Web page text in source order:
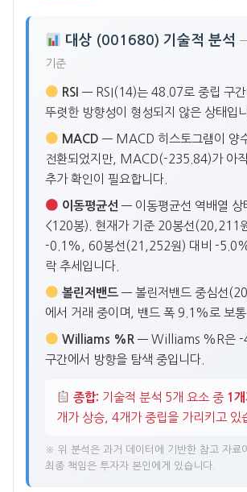
대상 (001680) 기술적 분석
기준
RSI — RSI(14)는 48.07로 중립 구간
뚜렷한 방향성이 형성되지 않은 상태입
MACD — MACD 히스토그램이 양
전환되었지만, MACD(-235.84)가 아
추가 확인이 필요합니다.
이동평균선 — 이동평균선 역배열
<120봉). 현재가 기준 20봉선(20,211
-0.1%, 60봉선(21,252원) 대비 -
락 추세입니다.
볼린저밴드 — 볼린저밴드 중심선
에서 거래 중이며, 밴드 폭 9.1%로 보통
Williams %R — Williams %R은 -
구간에서 방향을 탐색 중입니다.
종합: 기술적 분석 5개 요소 중 1
개가 상승, 4개가 중립을 가리키고 있
※ 위 분석은 과거 데이터에 기반한 참고 자료
최종 책임은 투자자 본인에게 있습니다.